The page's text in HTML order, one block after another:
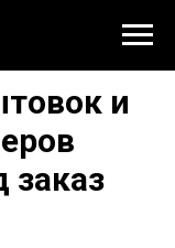
и
заказ